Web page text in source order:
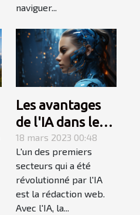
naviguer...
Les avantages
de l'IA dans le
domaine de la
rédaction web
18 mars 2023 00:48
L'un des premiers
secteurs qui a été
révolutionné par l'IA
est la rédaction web.
Avec l'IA, la...